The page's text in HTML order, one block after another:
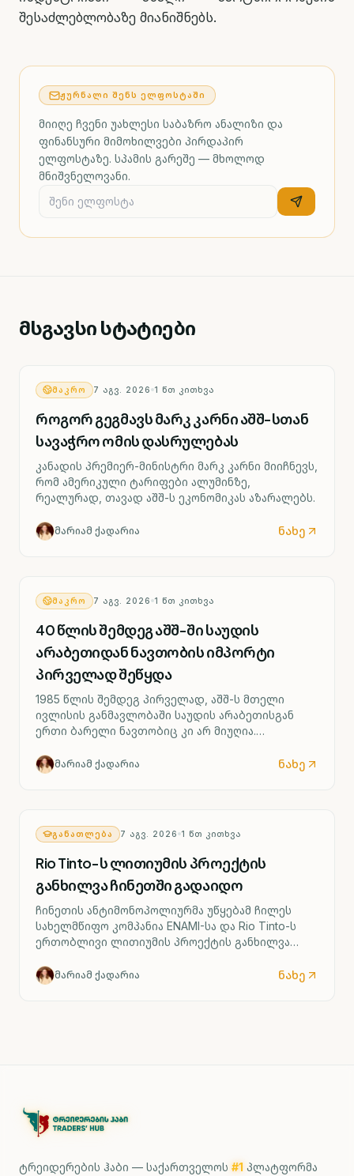
შესაძლებლობაზე მიანიშნებს.
ᲟᲣᲠᲜᲐᲚᲘ ᲨᲔᲜᲡ ᲔᲚᲤᲝᲡᲢᲐᲨᲘ
მიიღე ჩვენი უახლესი საბაზრო ანალიზი და
ფინანსური მიმოხილვები პირდაპირ
ელფოსტაზე. სპამის გარეშე — მხოლოდ
მნიშვნელოვანი.
მსგავსი სტატიები
ᲛᲐᲙᲠᲝ 7 ᲐᲒᲕ. 2026 1 ᲬᲗ ᲙᲘᲗᲮᲕᲐ
როგორ გეგმავს მარკ კარნი აშშ-სთან
სავაჭრო ომის დასრულებას
კანადის პრემიერ-მინისტრი მარკ კარნი მიიჩნევს,
რომ ამერიკული ტარიფები ალუმინზე,
რეალურად, თავად აშშ-ს ეკონომიკას აზარალებს.
მარიამ ქადარია ნახე
ᲛᲐᲙᲠᲝ 7 ᲐᲒᲕ. 2026 1 ᲬᲗ ᲙᲘᲗᲮᲕᲐ
40 წლის შემდეგ აშშ-ში საუდის
არაბეთიდან ნავთობის იმპორტი
პირველად შეწყდა
1985 წლის შემდეგ პირველად, აშშ-ს მთელი
ივლისის განმავლობაში საუდის არაბეთისგან
ერთი ბარელი ნავთობიც კი არ მიუღია.
გამწვავებულმა დაპირისპირებამ გამოიწვია.
მარიამ ქადარია ნახე
ᲒᲐᲜᲐᲗᲚᲔᲑᲐ 7 ᲐᲒᲕ. 2026 1 ᲬᲗ ᲙᲘᲗᲮᲕᲐ
Rio Tinto-ს ლითიუმის პროექტის
განხილვა ჩინეთში გადაიდო
ჩინეთის ანტიმონოპოლიურმა უწყებამ ჩილეს
სახელმწიფო კომპანია ENAMI-სა და Rio Tinto-ს
ერთობლივი ლითიუმის პროექტის განხილვა
მარიამ ქადარია ნახე
ტრეიდერების ჰაბი — საქართველოს #1 პლატფორმა